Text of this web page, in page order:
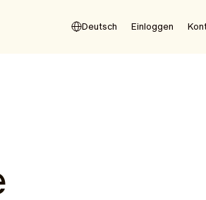
Deutsch Einloggen